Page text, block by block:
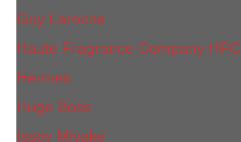
Guy Laroche
Haute Fragrance Company HFC
Hermes
Hugo Boss
Issey Miyake